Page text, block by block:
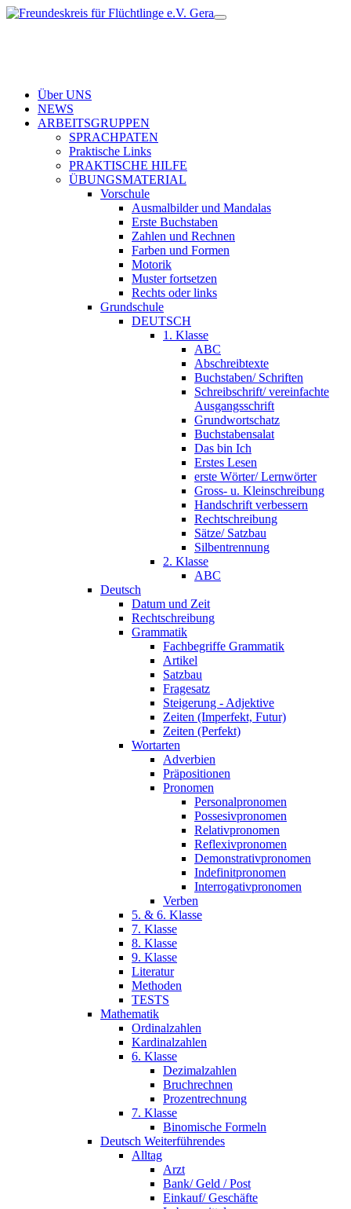
Über UNS
NEWS
ARBEITSGRUPPEN
SPRACHPATEN
Praktische Links
PRAKTISCHE HILFE
ÜBUNGSMATERIAL
Vorschule
Ausmalbilder und Mandalas
Erste Buchstaben
Zahlen und Rechnen
Farben und Formen
Motorik
Muster fortsetzen
Rechts oder links
Grundschule
DEUTSCH
1. Klasse
ABC
Abschreibtexte
Buchstaben/ Schriften
Schreibschrift/ vereinfachte
Ausgangsschrift
Grundwortschatz
Buchstabensalat
Das bin Ich
Erstes Lesen
erste Wörter/ Lernwörter
Gross- u. Kleinschreibung
Handschrift verbessern
Rechtschreibung
Sätze/ Satzbau
Silbentrennung
2. Klasse
ABC
Deutsch
Datum und Zeit
Rechtschreibung
Grammatik
Fachbegriffe Grammatik
Artikel
Satzbau
Fragesatz
Steigerung - Adjektive
Zeiten (Imperfekt, Futur)
Zeiten (Perfekt)
Wortarten
Adverbien
Präpositionen
Pronomen
Personalpronomen
Possesivpronomen
Relativpronomen
Reflexivpronomen
Demonstrativpronomen
Indefinitpronomen
Interrogativpronomen
Verben
5. & 6. Klasse
7. Klasse
8. Klasse
9. Klasse
Literatur
Methoden
TESTS
Mathematik
Ordinalzahlen
Kardinalzahlen
6. Klasse
Dezimalzahlen
Bruchrechnen
Prozentrechnung
7. Klasse
Binomische Formeln
Deutsch Weiterführendes
Alltag
Arzt
Bank/ Geld / Post
Einkauf/ Geschäfte